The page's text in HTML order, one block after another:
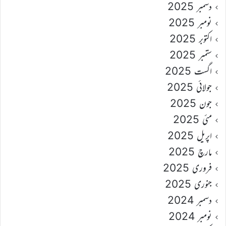
دسمبر 2025
نومبر 2025
اکتوبر 2025
ستمبر 2025
اگست 2025
جولائی 2025
جون 2025
مئی 2025
اپریل 2025
مارچ 2025
فروری 2025
جنوری 2025
دسمبر 2024
نومبر 2024